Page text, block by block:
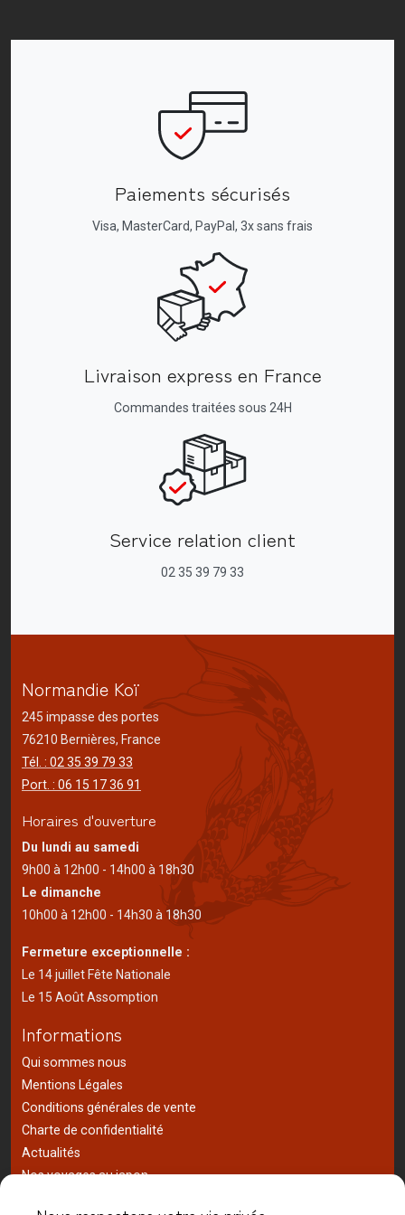
Paiements sécurisés
Visa, MasterCard, PayPal, 3x sans frais
Livraison express en France
Commandes traitées sous 24H
Service relation client
02 35 39 79 33
Normandie Koï
245 impasse des portes
76210 Bernières, France
Tél. : 02 35 39 79 33
Port. : 06 15 17 36 91
Horaires d'ouverture
Du lundi au samedi
9h00 à 12h00 - 14h00 à 18h30
Le dimanche
10h00 à 12h00 - 14h30 à 18h30
Fermeture exceptionnelle :
Le 14 juillet Fête Nationale
Le 15 Août Assomption
Informations
Qui sommes nous
Mentions Légales
Conditions générales de vente
Charte de confidentialité
Actualités
Nos voyages au japon